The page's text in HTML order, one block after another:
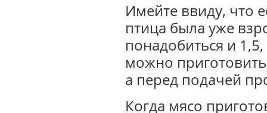
Имейте ввиду, что
птица была уже
понадобиться и
можно
а перед подачей
Когда мясо